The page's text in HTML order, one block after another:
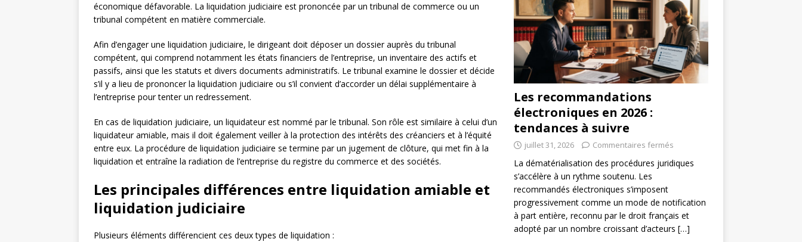
économique défavorable. La liquidation judiciaire est prononcée par un tribunal de commerce ou un
tribunal compétent en matière commerciale.
Afin d’engager une liquidation judiciaire, le dirigeant doit déposer un dossier auprès du tribunal
compétent, qui comprend notamment les états financiers de l’entreprise, un inventaire des actifs et
passifs, ainsi que les statuts et divers documents administratifs. Le tribunal examine le dossier et décide
s’il y a lieu de prononcer la liquidation judiciaire ou s’il convient d’accorder un délai supplémentaire à
l’entreprise pour tenter un redressement.
En cas de liquidation judiciaire, un liquidateur est nommé par le tribunal. Son rôle est similaire à celui d’un
liquidateur amiable, mais il doit également veiller à la protection des intérêts des créanciers et à l’équité
entre eux. La procédure de liquidation judiciaire se termine par un jugement de clôture, qui met fin à la
liquidation et entraîne la radiation de l’entreprise du registre du commerce et des sociétés.
Les principales différences entre liquidation amiable et
liquidation judiciaire
Plusieurs éléments différencient ces deux types de liquidation :
Les recommandations
électroniques en 2026 :
tendances à suivre
juillet 31, 2026 Commentaires fermés
La dématérialisation des procédures juridiques
s’accélère à un rythme soutenu. Les
recommandés électroniques s’imposent
progressivement comme un mode de notification
à part entière, reconnu par le droit français et
adopté par un nombre croissant d’acteurs […]